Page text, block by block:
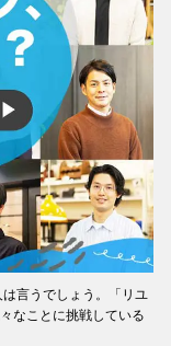
言うでしょう。「リユ
なことに挑戦している